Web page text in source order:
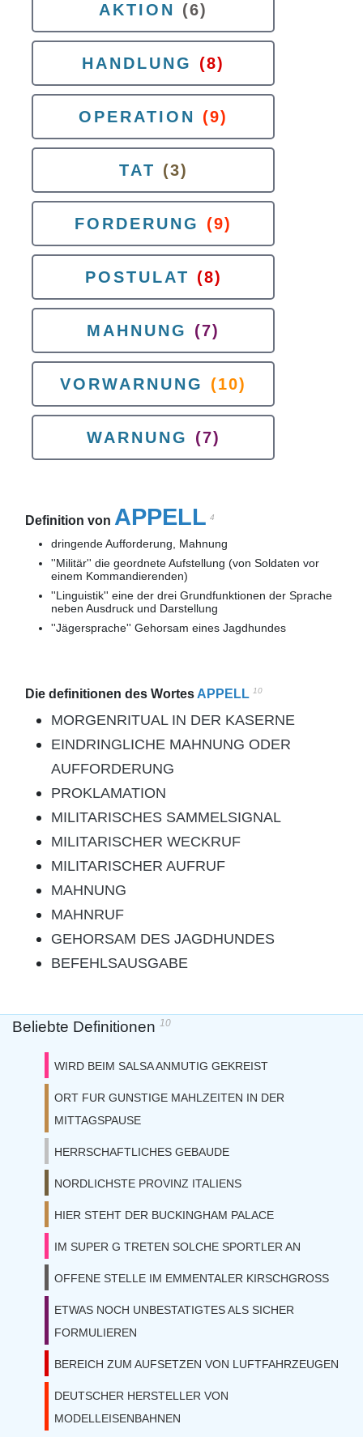
AKTION (6)
HANDLUNG (8)
OPERATION (9)
TAT (3)
FORDERUNG (9)
POSTULAT (8)
MAHNUNG (7)
VORWARNUNG (10)
WARNUNG (7)
Definition von APPELL 4
dringende Aufforderung, Mahnung
''Militär'' die geordnete Aufstellung (von Soldaten vor
einem Kommandierenden)
''Linguistik'' eine der drei Grundfunktionen der Sprache
neben Ausdruck und Darstellung
''Jägersprache'' Gehorsam eines Jagdhundes
Die definitionen des Wortes APPELL 10
MORGENRITUAL IN DER KASERNE
EINDRINGLICHE MAHNUNG ODER
AUFFORDERUNG
PROKLAMATION
MILITARISCHES SAMMELSIGNAL
MILITARISCHER WECKRUF
MILITARISCHER AUFRUF
MAHNUNG
MAHNRUF
GEHORSAM DES JAGDHUNDES
BEFEHLSAUSGABE
Beliebte Definitionen 10
WIRD BEIM SALSA ANMUTIG GEKREIST
ORT FUR GUNSTIGE MAHLZEITEN IN DER
MITTAGSPAUSE
HERRSCHAFTLICHES GEBAUDE
NORDLICHSTE PROVINZ ITALIENS
HIER STEHT DER BUCKINGHAM PALACE
IM SUPER G TRETEN SOLCHE SPORTLER AN
OFFENE STELLE IM EMMENTALER KIRSCHGROSS
ETWAS NOCH UNBESTATIGTES ALS SICHER
FORMULIEREN
BEREICH ZUM AUFSETZEN VON LUFTFAHRZEUGEN
DEUTSCHER HERSTELLER VON
MODELLEISENBAHNEN